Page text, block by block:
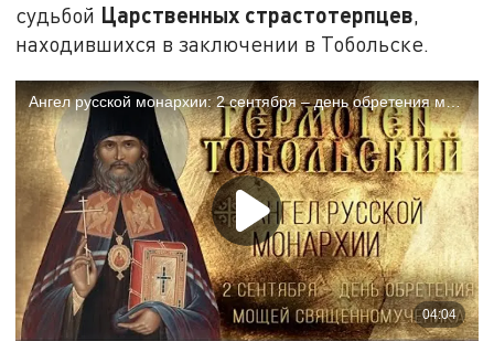
судьбой Царственных страстотерпцев,
находившихся в заключении в Тобольске.